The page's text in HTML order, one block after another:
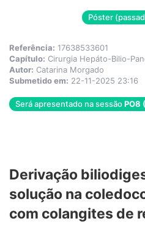
Póster
Referência: 17638533601
Capítulo: Cirurgia Hepáto-Bilio-
Autor: Catarina Morgado
Submetido em: 22-11-2025 23:16
Será apresentado na sessãoPO8
Derivação
solução na
com colangites de